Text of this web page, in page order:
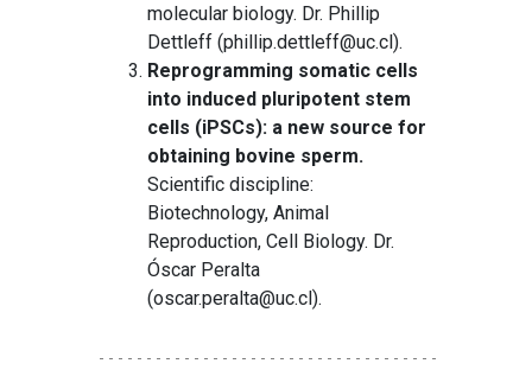
molecular biology. Dr. Phillip
Dettleff (phillip.dettleff@uc.cl).
Reprogramming somatic cells
into induced pluripotent stem
cells (iPSCs): a new source for
obtaining bovine sperm.
Scientific discipline:
Biotechnology, Animal
Reproduction, Cell Biology. Dr.
Óscar Peralta
(oscar.peralta@uc.cl).